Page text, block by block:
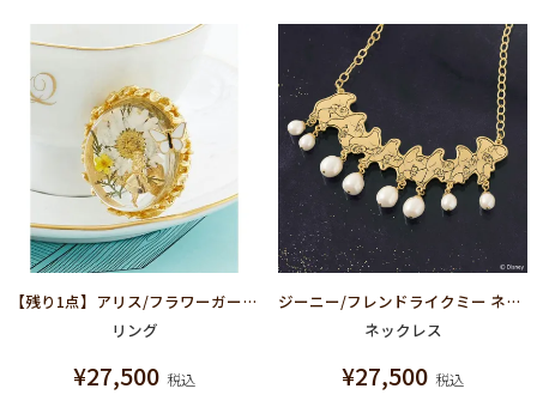
【残り1点】アリス/フラワーガーデン リング【ディズニー アクセサリー】【ふしぎの国のアリス】
リング
¥27,500 税込
ジーニー/フレンドライクミー ネックレス【ディズニー アクセサリー】【アラジン】
ネックレス
¥27,500 税込